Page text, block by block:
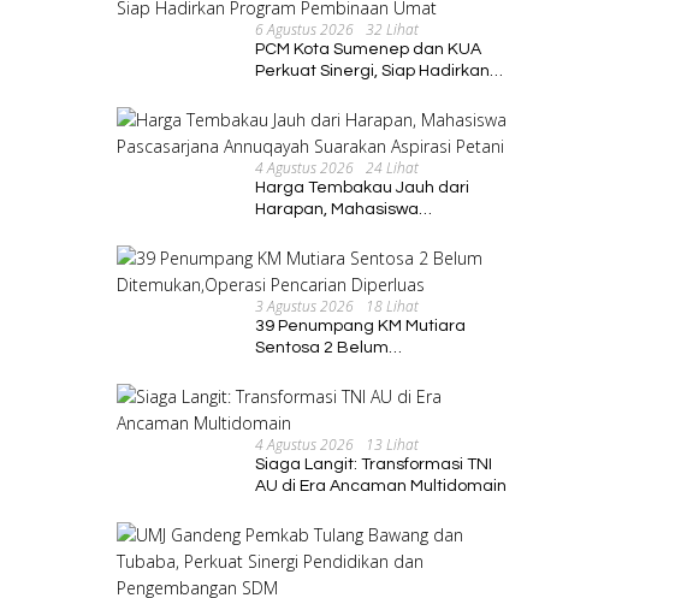
6 Agustus 2026 32 Lihat
PCM Kota Sumenep dan KUA
Perkuat Sinergi, Siap Hadirkan
4 Agustus 2026 24 Lihat
Harga Tembakau Jauh dari
Harapan, Mahasiswa
Suarakan Aspirasi Petani
3 Agustus 2026 18 Lihat
39 Penumpang KM Mutiara
Sentosa 2 Belum
Diperluas
4 Agustus 2026 13 Lihat
Siaga Langit: Transformasi TNI
AU di Era Ancaman Multidomain